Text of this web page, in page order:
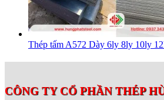
Thép tấm A572 Dày 6ly 8ly 10ly
CÔNG TY CỔ PHẦN THÉP